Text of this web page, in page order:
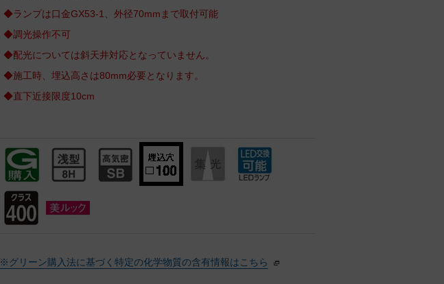
◆ランプは口金GX53-1、外径70mmまで取付可能
◆調光操作不可
◆配光については斜天井対応となっていません。
◆施工時、埋込高さは80mm必要となります。
◆直下近接限度10cm
※グリーン購入法に基づく特定の化学物質の含有情報はこちら